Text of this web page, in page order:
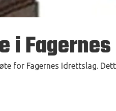
i
for Fagernes Idrettslag.